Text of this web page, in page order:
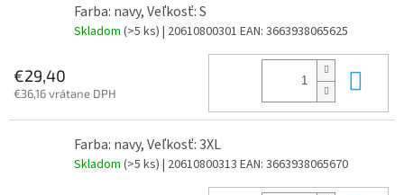
Farba: navy, Veľkosť: S
Skladom (>5 ks) | 20610800301 EAN: 3663938065625
€29,40
€36,16 vrátane DPH
Farba: navy, Veľkosť: 3XL
Skladom (>5 ks) | 20610800313 EAN: 3663938065670